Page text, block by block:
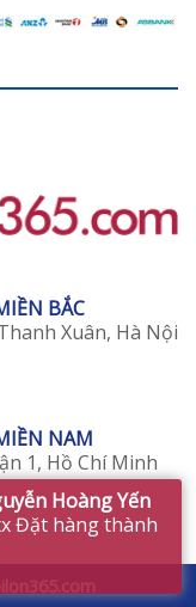
BẮC
Xuân, Hà Nội
NAM
1, Hồ Chí Minh
Hoàng Yến
Đặt hàng thành